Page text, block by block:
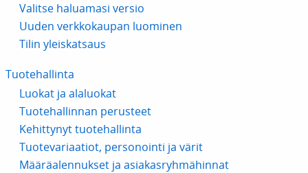
Valitse haluamasi versio
Uuden verkkokaupan luominen
Tilin yleiskatsaus
Tuotehallinta
Luokat ja alaluokat
Tuotehallinnan perusteet
Kehittynyt tuotehallinta
Tuotevariaatiot, personointi ja värit
Määräalennukset ja asiakasryhmähinnat